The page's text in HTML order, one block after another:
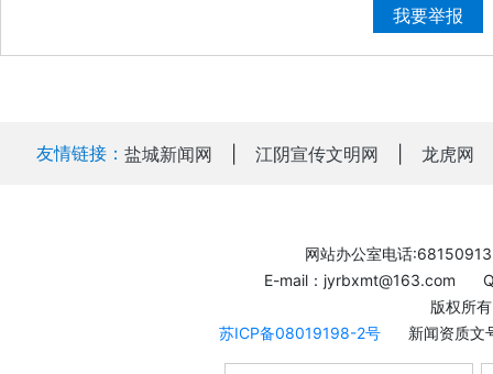
我要举报
友情链接： 盐城新闻网 江阴宣传文明网 龙虎网
网站办公室电话:68150913
E-mail：jyrbxmt@163.com
版权所
苏ICP备08019198-2号
新闻资质